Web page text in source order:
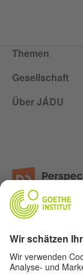
Themen
Gesellschaft
Über JÁDU